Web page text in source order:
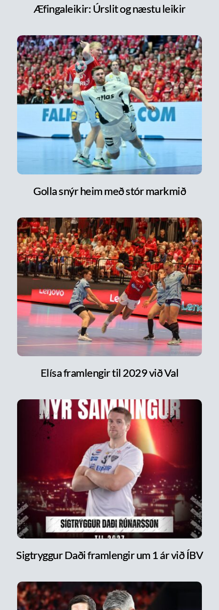
Æfingaleikir: Úrslit og næstu leikir
Golla snýr heim með stór markmið
Elísa framlengir til 2029 við Val
Sigtryggur Daði framlengir um 1 ár við ÍBV